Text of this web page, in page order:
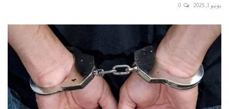
يونيو 1, 2025 0